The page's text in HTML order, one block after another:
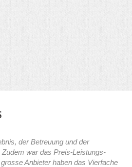
der Betreuung und der
war das Preis-Leistungs-
Anbieter haben das Vierfache